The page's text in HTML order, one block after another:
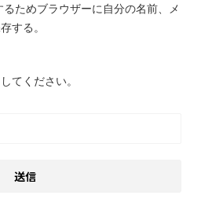
ためブラウザーに自分の名前、メ
する。
てください。